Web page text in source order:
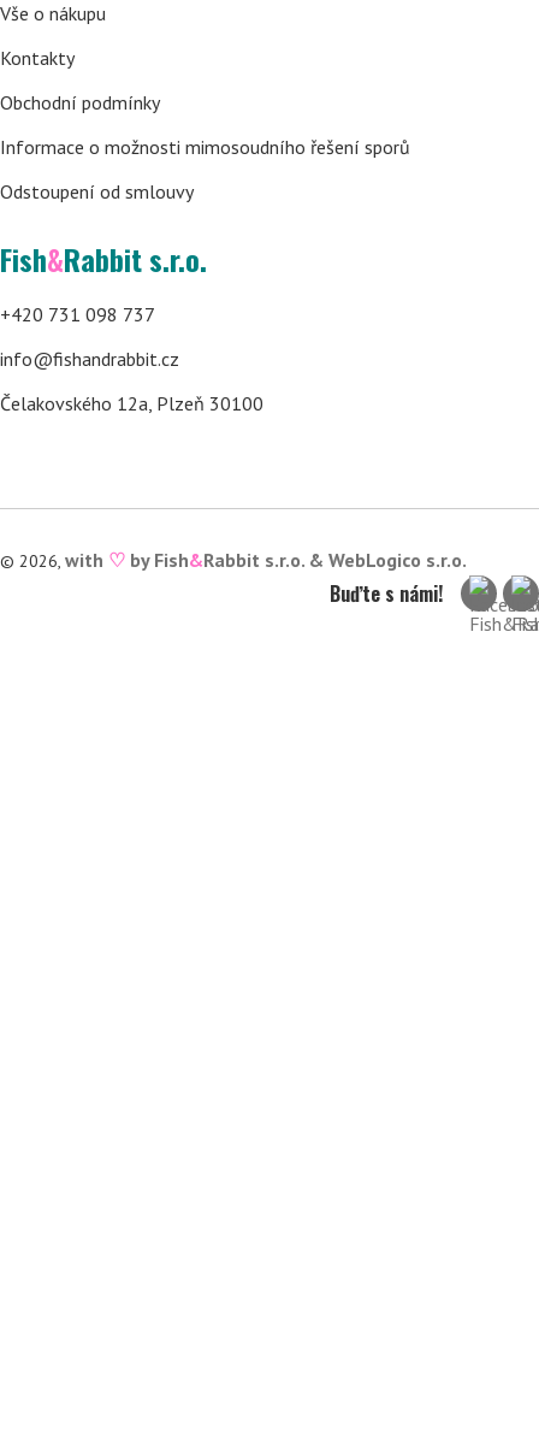
Vše o nákupu
Kontakty
Obchodní podmínky
Informace o možnosti mimosoudního řešení sporů
Odstoupení od smlouvy
Fish&Rabbit s.r.o.
+420 731 098 737
info@fishandrabbit.cz
Čelakovského 12a, Plzeň 30100
© 2026, with ♡ by Fish&Rabbit s.r.o. & WebLogico s.r.o.
Buďte s námi!